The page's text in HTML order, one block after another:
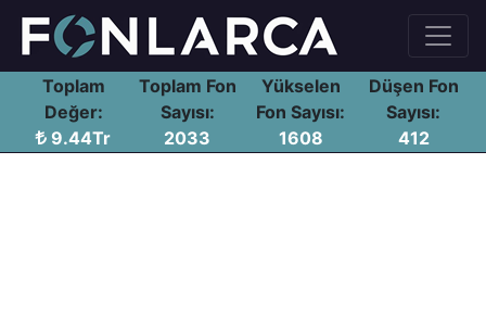
Toplam
Değer:
9.44Tr
Toplam Fon
Sayısı:
2033
Yükselen
Fon Sayısı:
1608
Düşen Fon
Sayısı:
412